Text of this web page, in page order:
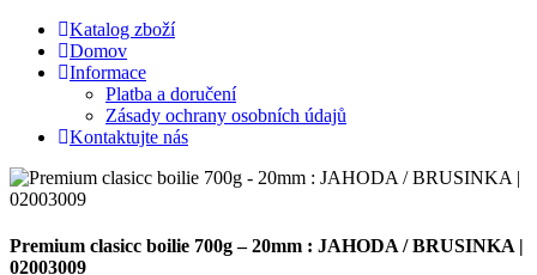
Katalog zboží
Domov
Informace
Platba a doručení
Zásady ochrany osobních údajů
Kontaktujte nás
Premium clasicc boilie 700g – 20mm : JAHODA / BRUSINKA |
02003009